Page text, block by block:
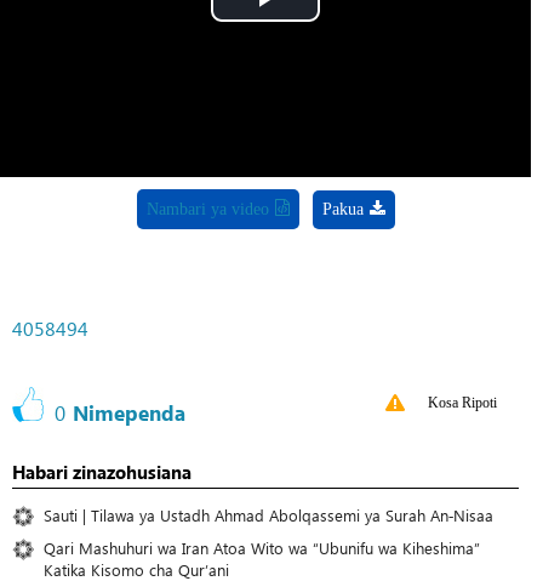
Play
Nambari ya video Pakua
4058494
0 Nimependa Kosa Ripoti
Habari zinazohusiana
Sauti | Tilawa ya Ustadh Ahmad Abolqassemi ya Surah An‑Nisaa
Qari Mashuhuri wa Iran Atoa Wito wa “Ubunifu wa Kiheshima”
Katika Kisomo cha Qur’ani